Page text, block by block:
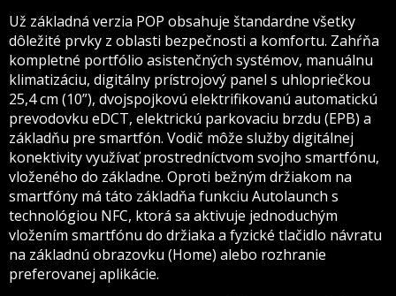
Už základná verzia POP obsahuje štandardne všetky
dôležité prvky z oblasti bezpečnosti a komfortu. Zahŕňa
kompletné portfólio asistenčných systémov, manuálnu
klimatizáciu, digitálny prístrojový panel s uhlopriečkou
25,4 cm (10”), dvojspojkovú elektrifikovanú automatickú
prevodovku eDCT, elektrickú parkovaciu brzdu (EPB) a
základňu pre smartfón. Vodič môže služby digitálnej
konektivity využívať prostredníctvom svojho smartfónu,
vloženého do základne. Oproti bežným držiakom na
smartfóny má táto základňa funkciu Autolaunch s
technológiou NFC, ktorá sa aktivuje jednoduchým
vložením smartfónu do držiaka a fyzické tlačidlo návratu
na základnú obrazovku (Home) alebo rozhranie
preferovanej aplikácie.